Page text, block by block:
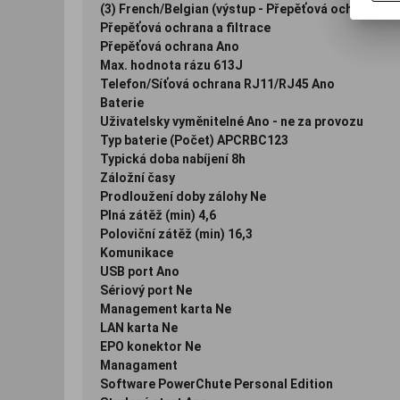
(3) French/Belgian (výstup - Přepěťová ochrana)
Přepěťová ochrana a filtrace
Přepěťová ochrana Ano
Max. hodnota rázu 613J
Telefon/Síťová ochrana RJ11/RJ45 Ano
Baterie
Uživatelsky vyměnitelné Ano - ne za provozu
Typ baterie (Počet) APCRBC123
Typická doba nabíjení 8h
Záložní časy
Prodloužení doby zálohy Ne
Plná zátěž (min) 4,6
Poloviční zátěž (min) 16,3
Komunikace
USB port Ano
Sériový port Ne
Management karta Ne
LAN karta Ne
EPO konektor Ne
Managament
Software PowerChute Personal Edition